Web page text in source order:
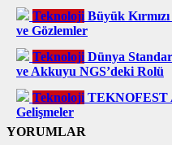
Teknoloji Büyük
ve Gözlemler
Teknoloji Dünya
ve Akkuyu NGS’deki Rolü
Teknoloji TEKNOFEST
Gelişmeler
YORUMLAR